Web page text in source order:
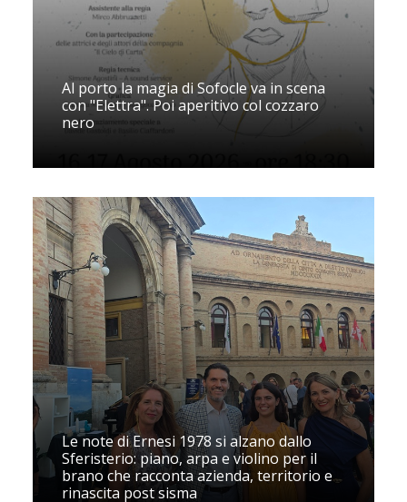
Al porto la magia di Sofocle va in scena
con "Elettra". Poi aperitivo col cozzaro
nero
Le note di Ernesi 1978 si alzano dallo
Sferisterio: piano, arpa e violino per il
brano che racconta azienda, territorio e
rinascita post sisma